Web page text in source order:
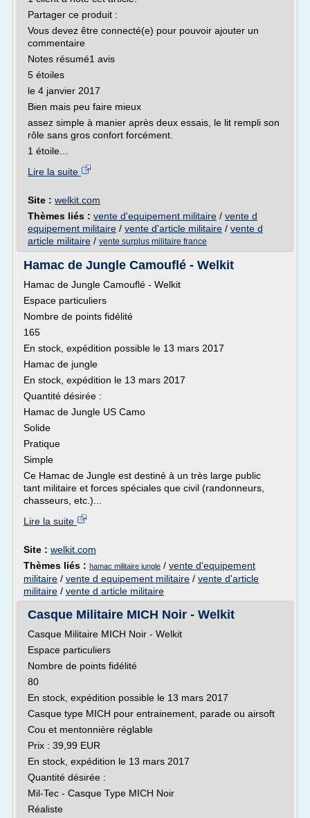
Partager ce produit :
Vous devez être connecté(e) pour pouvoir ajouter un
commentaire
Notes résumé1 avis
5 étoiles
le 4 janvier 2017
Bien mais peu faire mieux
assez simple à manier après deux essais, le lit rempli son
rôle sans gros confort forcément.
1 étoile...
Lire la suite
Site : welkit.com
Thèmes liés : vente d'equipement militaire / vente d
equipement militaire / vente d'article militaire / vente d
article militaire / vente surplus militaire france
Hamac de Jungle Camouflé - Welkit
Hamac de Jungle Camouflé - Welkit
Espace particuliers
Nombre de points fidélité
165
En stock, expédition possible le 13 mars 2017
Hamac de jungle
En stock, expédition le 13 mars 2017
Quantité désirée :
Hamac de Jungle US Camo
Solide
Pratique
Simple
Ce Hamac de Jungle est destiné à un très large public
tant militaire et forces spéciales que civil (randonneurs,
chasseurs, etc.)...
Lire la suite
Site : welkit.com
Thèmes liés : hamac militaire jungle / vente d'equipement
militaire / vente d equipement militaire / vente d'article
militaire / vente d article militaire
Casque Militaire MICH Noir - Welkit
Casque Militaire MICH Noir - Welkit
Espace particuliers
Nombre de points fidélité
80
En stock, expédition possible le 13 mars 2017
Casque type MICH pour entrainement, parade ou airsoft
Cou et mentonnière réglable
Prix : 39,99 EUR
En stock, expédition le 13 mars 2017
Quantité désirée :
Mil-Tec - Casque Type MICH Noir
Réaliste